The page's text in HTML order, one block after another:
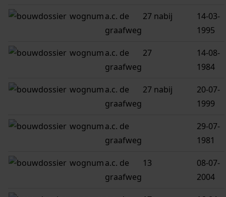
wognuma.c. de
graafweg
27 nabij
14-03-
1995
wognuma.c. de
graafweg
27
14-08-
1984
wognuma.c. de
graafweg
27 nabij
20-07-
1999
wognuma.c. de
graafweg
29-07-
1981
wognuma.c. de
graafweg
13
08-07-
2004